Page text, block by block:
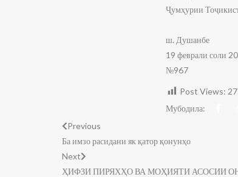
Ҷумҳурии
ш. Душанбе
19 феврали соли
№967
Post Views:
Мубодила:
Previous
Ба имзо расидани як қатор қонунҳо
Next
ҲИФЗИ ПИРЯХҲО ВА МОҲИЯТИ АСОСИИ